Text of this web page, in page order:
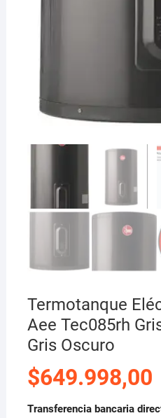
Termotanque
Aee Tec085rh
Gris Oscuro
$649.998,00
Transferencia bancaria